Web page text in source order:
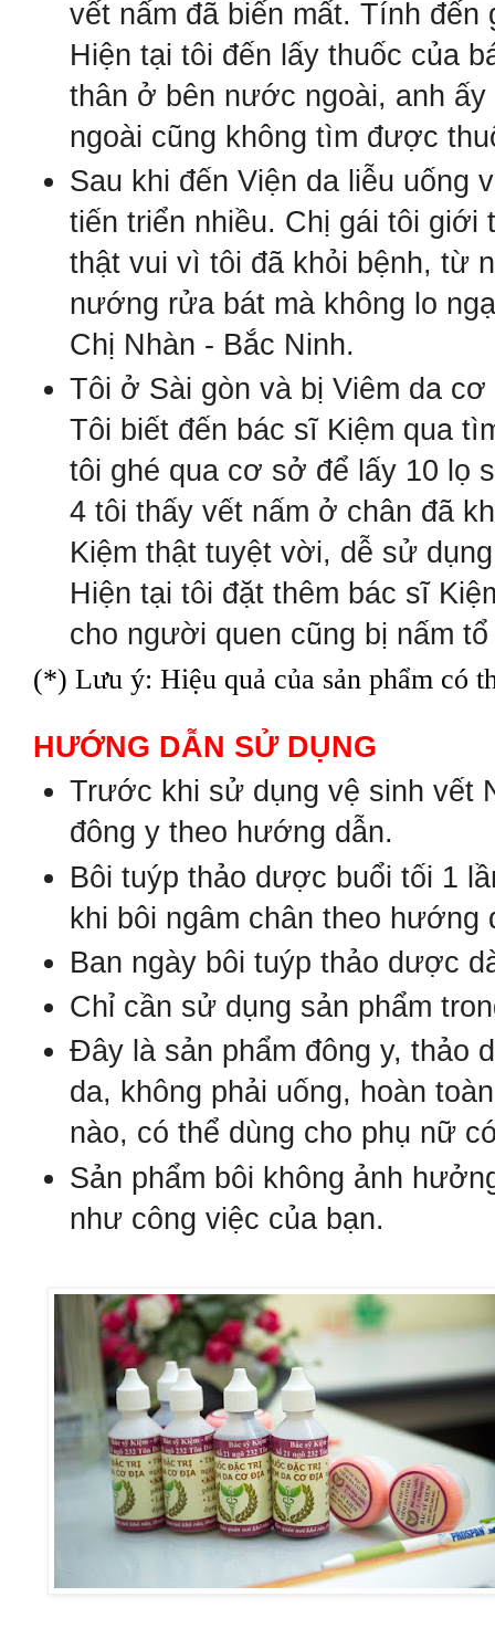
vết nấm đã biến mất. Tính
Hiện tại tôi đến lấy thuốc của
thân ở bên nước ngoài, anh
ngoài cũng không tìm được
Sau khi đến Viện da liễu uống
tiến triển nhiều. Chị gái tôi
thật vui vì tôi đã khỏi bệnh, từ
nướng rửa bát mà không lo
Chị Nhàn - Bắc Ninh.
Tôi ở Sài gòn và bị Viêm da cơ
Tôi biết đến bác sĩ Kiệm qua
tôi ghé qua cơ sở để lấy 10 lọ s
4 tôi thấy vết nấm ở chân đã
Kiệm thật tuyệt vời, dễ sử
Hiện tại tôi đặt thêm bác sĩ
cho người quen cũng bị nấm
(*) Lưu ý: Hiệu quả của sản phẩm có
HƯỚNG DẪN SỬ DỤNG
Trước khi sử dụng vệ sinh vết
đông y theo hướng dẫn.
Bôi tuýp thảo dược buổi tối 1
khi bôi ngâm chân theo hướng
Ban ngày bôi tuýp thảo dược d
Chỉ cần sử dụng sản phẩm
Đây l à sản phẩm đông y, thảo d
da, không phải uống, hoàn
nào, có thể dùng cho phụ nữ
Sản phẩm bôi không ảnh
như công việc của bạn.